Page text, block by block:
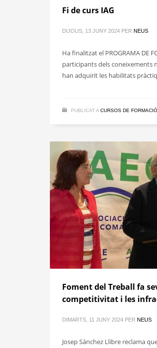
Fi de curs IAG
DIJOUS, 13 JUNY 2024 PER NEUS
Ha finalitzat el PROGRAMA DE
participants dels coneixements
han adquirit les habilitats
PUBLICAT A CURSOS DE FORMACIÓ
Foment del Treball fa
competitivitat i les
DIMARTS, 11 JUNY 2024 PER NEUS
Josep Sánchez Llibre reclama